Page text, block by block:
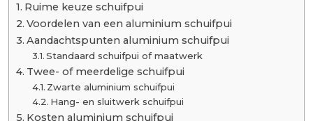
Ruime keuze schuifpui
Voordelen van een aluminium schuifpui
Aandachtspunten aluminium schuifpui
Standaard schuifpui of maatwerk
Twee- of meerdelige schuifpui
Zwarte aluminium schuifpui
Hang- en sluitwerk schuifpui
Kosten aluminium schuifpui